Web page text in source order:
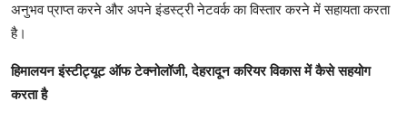
अनुभव प्राप्त करने और अपने इंडस्ट्री नेटवर्क का विस्तार करने में सहायता करता
है।
हिमालयन इंस्टीट्यूट ऑफ टेक्नोलॉजी, देहरादून करियर विकास में कैसे सहयोग
करता है